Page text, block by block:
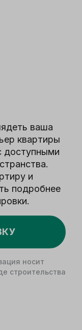
ваша
квартиры
доступными
и
подробнее
носит
строительства